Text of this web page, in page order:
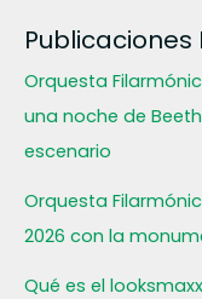
Publicaciones
Orquesta
una noche de
escenario
Orquesta
2026 con la
Qué es el